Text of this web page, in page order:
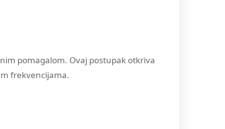
pomagalom. Ovaj postupak otkriva
frekvencijama.